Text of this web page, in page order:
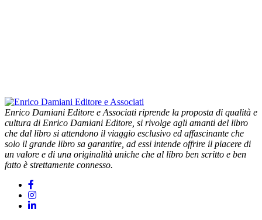
Enrico Damiani Editore e Associati riprende la proposta di qualità e
cultura di Enrico Damiani Editore, si rivolge agli amanti del libro
che dal libro si attendono il viaggio esclusivo ed affascinante che
solo il grande libro sa garantire, ad essi intende offrire il piacere di
un valore e di una originalità uniche che al libro ben scritto e ben
fatto è strettamente connesso.